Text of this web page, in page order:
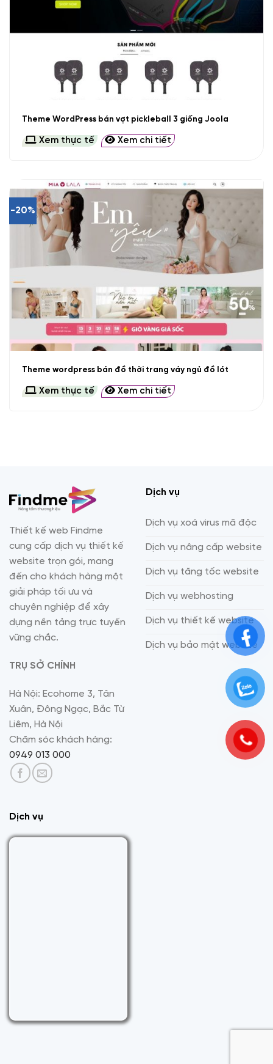
Theme WordPress bán vợt pickleball 3 giống Joola
Xem thực tế Xem chi tiết
-20%
Theme wordpress bán đồ thời trang váy ngủ đồ lót
Xem thực tế Xem chi tiết
Thiết kế web Findme
cung cấp dịch vụ thiết kế
website trọn gói, mang
đến cho khách hàng một
giải pháp tối ưu và
chuyên nghiệp để xây
dựng nền tảng trực tuyến
vững chắc.
TRỤ SỞ CHÍNH
Hà Nội: Ecohome 3, Tân
Xuân, Đông Ngạc, Bắc Từ
Liêm, Hà Nội
Chăm sóc khách hàng:
0949 013 000
Dịch vụ
Dịch vụ xoá virus mã độc
Dịch vụ nâng cấp website
Dịch vụ tăng tốc website
Dịch vụ webhosting
Dịch vụ thiết kế website
Dịch vụ bảo mật website
Dịch vụ